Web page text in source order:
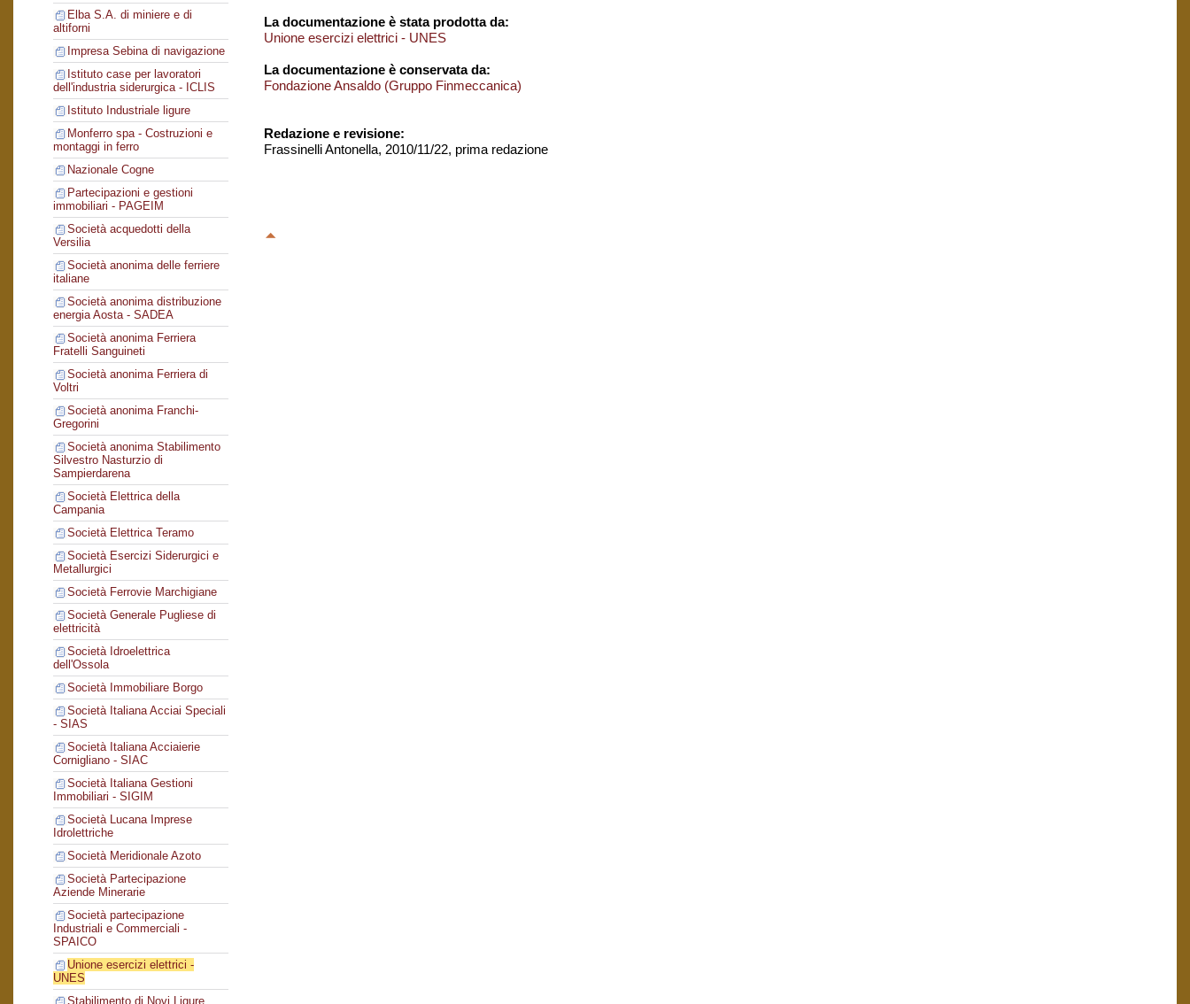
Elba S.A. di miniere e di
altiforni
Impresa Sebina di navigazione
Istituto case per lavoratori
dell'industria siderurgica - ICLIS
Istituto Industriale ligure
Monferro spa - Costruzioni e
montaggi in ferro
Nazionale Cogne
Partecipazioni e gestioni
immobiliari - PAGEIM
Società acquedotti della
Versilia
Società anonima delle ferriere
italiane
Società anonima distribuzione
energia Aosta - SADEA
Società anonima Ferriera
Fratelli Sanguineti
Società anonima Ferriera di
Voltri
Società anonima Franchi-
Gregorini
Società anonima Stabilimento
Silvestro Nasturzio di
Sampierdarena
Società Elettrica della
Campania
Società Elettrica Teramo
Società Esercizi Siderurgici e
Metallurgici
Società Ferrovie Marchigiane
Società Generale Pugliese di
elettricità
Società Idroelettrica
dell'Ossola
Società Immobiliare Borgo
Società Italiana Acciai Speciali
- SIAS
Società Italiana Acciaierie
Cornigliano - SIAC
Società Italiana Gestioni
Immobiliari - SIGIM
Società Lucana Imprese
Idrolettriche
Società Meridionale Azoto
Società Partecipazione
Aziende Minerarie
Società partecipazione
Industriali e Commerciali -
SPAICO
Unione esercizi elettrici -
UNES
Stabilimento di Novi Ligure
La documentazione è stata prodotta da:
Unione esercizi elettrici - UNES
La documentazione è conservata da:
Fondazione Ansaldo (Gruppo Finmeccanica)
Redazione e revisione:
Frassinelli Antonella, 2010/11/22, prima redazione